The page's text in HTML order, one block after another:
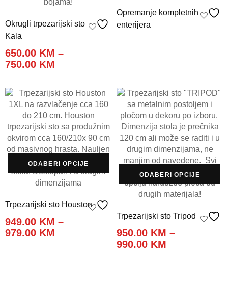
Okrugli trpezarijski sto
Kala
650.00 KM –
750.00 KM
through
750.00 KM
Opremanje kompletnih
enterijera
ODABERI OPCIJE
Trpezarijski sto Houston
949.00 KM –
979.00 KM
ODABERI OPCIJE
Trpezarijski sto Tripod
950.00 KM –
990.00 KM